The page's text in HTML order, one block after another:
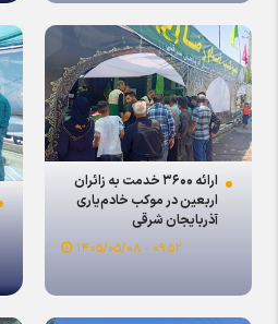
ارائه ۳۶۰۰ خدمت به زائران
اربعین در موکب خادم‌یاری
آذربایجان شرقی
۰۹:۵۲ - ۱۴۰۵/۰۵/۰۸